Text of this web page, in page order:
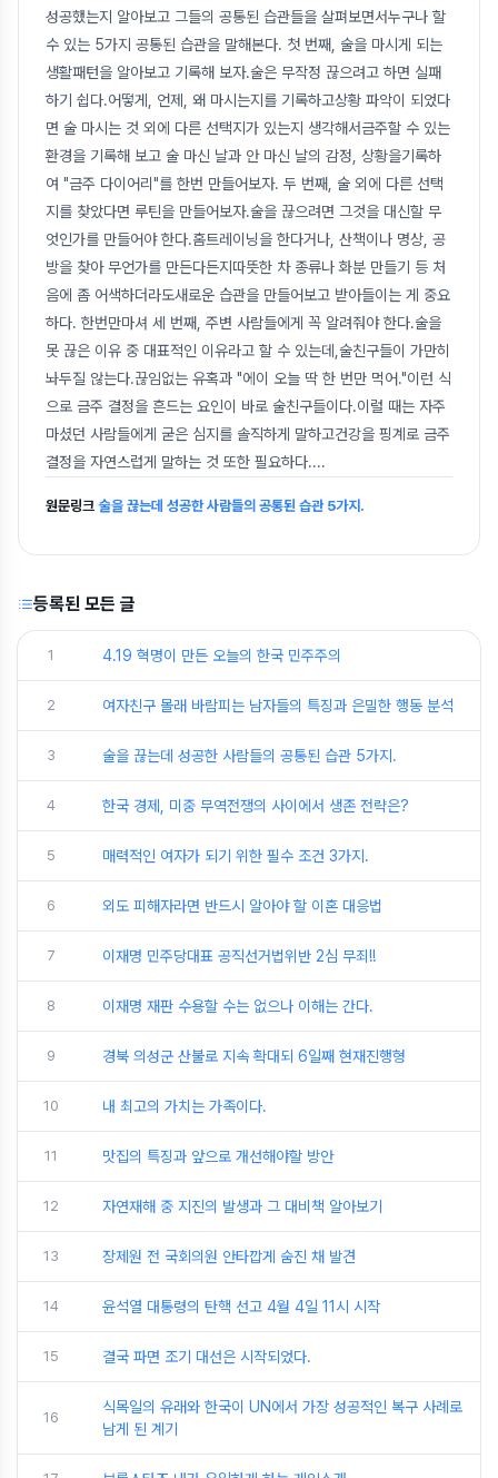
성공했는지 알아보고 그들의 공통된 습관들을 살펴보면서누구나 할
수 있는 5가지 공통된 습관을 말해본다. 첫 번째, 술을 마시게 되는
생활패턴을 알아보고 기록해 보자.술은 무작정 끊으려고 하면 실패
하기 쉽다.어떻게, 언제, 왜 마시는지를 기록하고상황 파악이 되었다
면 술 마시는 것 외에 다른 선택지가 있는지 생각해서금주할 수 있는
환경을 기록해 보고 술 마신 날과 안 마신 날의 감정, 상황을기록하
여 "금주 다이어리"를 한번 만들어보자. 두 번째, 술 외에 다른 선택
지를 찾았다면 루틴을 만들어보자.술을 끊으려면 그것을 대신할 무
엇인가를 만들어야 한다.홈트레이닝을 한다거나, 산책이나 명상, 공
방을 찾아 무언가를 만든다든지따뜻한 차 종류나 화분 만들기 등 처
음에 좀 어색하더라도새로운 습관을 만들어보고 받아들이는 게 중요
하다. 한번만마셔 세 번째, 주변 사람들에게 꼭 알려줘야 한다.술을
못 끊은 이유 중 대표적인 이유라고 할 수 있는데,술친구들이 가만히
놔두질 않는다.끊임없는 유혹과 "에이 오늘 딱 한 번만 먹어."이런 식
으로 금주 결정을 흔드는 요인이 바로 술친구들이다.이럴 때는 자주
마셨던 사람들에게 굳은 심지를 솔직하게 말하고건강을 핑계로 금주
결정을 자연스럽게 말하는 것 또한 필요하다....
원문링크 술을 끊는데 성공한 사람들의 공통된 습관 5가지.
등록된 모든 글
1 4.19 혁명이 만든 오늘의 한국 민주주의
2 여자친구 몰래 바람피는 남자들의 특징과 은밀한 행동 분석
3 술을 끊는데 성공한 사람들의 공통된 습관 5가지.
4 한국 경제, 미중 무역전쟁의 사이에서 생존 전략은?
5 매력적인 여자가 되기 위한 필수 조건 3가지.
6 외도 피해자라면 반드시 알아야 할 이혼 대응법
7 이재명 민주당대표 공직선거법위반 2심 무죄!!
8 이재명 재판 수용할 수는 없으나 이해는 간다.
9 경북 의성군 산불로 지속 확대되 6일째 현재진행형
10 내 최고의 가치는 가족이다.
11 맛집의 특징과 앞으로 개선해야할 방안
12 자연재해 중 지진의 발생과 그 대비책 알아보기
13 장제원 전 국회의원 안타깝게 숨진 채 발견
14 윤석열 대통령의 탄핵 선고 4월 4일 11시 시작
15 결국 파면 조기 대선은 시작되었다.
16
식목일의 유래와 한국이 UN에서 가장 성공적인 복구 사례로
남게 된 계기